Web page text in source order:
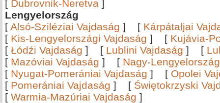
[ Dubrovnik-Neretva ]
Lengyelország
[ Alsó-Sziléziai Vajdaság ] [ Kárpátaljai
[ Kis-Lengyelországi Vajdaság ] [ Kujávia-
[ Łódźi Vajdaság ] [ Lublini Vajdaság ] [
[ Mazóviai Vajdaság ] [ Nagy-
[ Nyugat-Pomerániai Vajdaság ] [ Opolei
[ Pomerániai Vajdaság ] [ Świętokrzyski
[ Warmia-Mazúriai Vajdaság ]